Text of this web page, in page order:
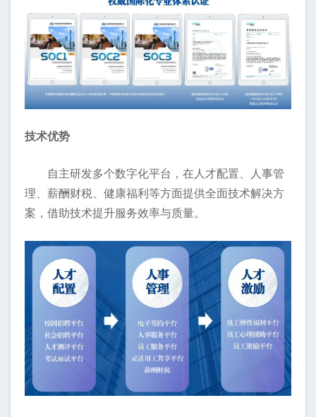
技术优势
自主研发多个数字化平台，在人才配置、人事管
理、薪酬财税、健康福利等方面提供全面技术解决方
案，借助技术提升服务效率与质量。